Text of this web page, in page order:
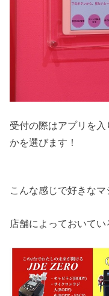
受付の際はアプリを
かを選びます！
こんな感じで好きなマ
店舗によっておいて